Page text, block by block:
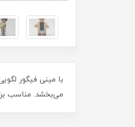
می‌بخشد. مناسب